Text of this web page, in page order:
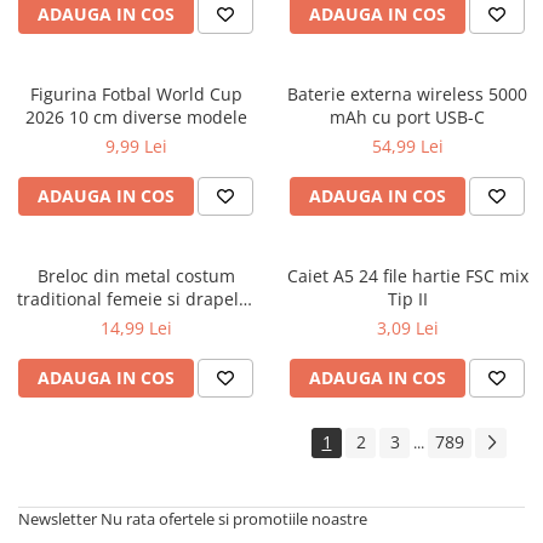
Cărți ilustrate și interactive
Materiale educaționale
Benzi desenate
Hobby și activități pentru copii
Educație și carte școlară
Culegeri și materiale auxiliare
Caiete de vacanță
Bibliografie școlară
Bibliografie didactică
Dicționare și gramatici
Romane și literatură
ADAUGA IN COS ADAUGA IN COS
Figurina Fotbal World Cup
2026 10 cm diverse modele
9,99 Lei
ADAUGA IN COS
Baterie externa wireless 5000
mAh cu port USB-C
54,99 Lei
ADAUGA IN COS
Breloc din metal costum
traditional femeie si drapelul
Romaniei 9 cm
14,99 Lei
ADAUGA IN COS
Caiet A5 24 file hartie FSC mix
Tip II
3,09 Lei
ADAUGA IN COS
1 2 3 ... 789
Newsletter Nu rata ofertele si promotiile noastre